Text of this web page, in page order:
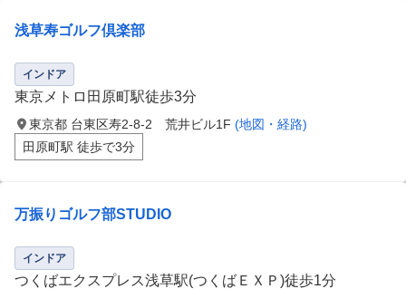
浅草寿ゴルフ倶楽部
インドア
東京メトロ田原町駅徒歩3分
東京都 台東区寿2-8-2 荒井ビル1F (地図・経路)
田原町駅 徒歩で3分
万振りゴルフ部STUDIO
インドア
つくばエクスプレス浅草駅(つくばＥＸＰ)徒歩1分